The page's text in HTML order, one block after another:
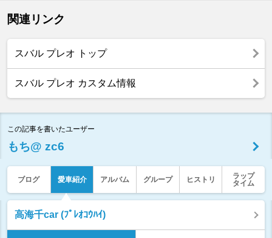
関連リンク
スバル プレオ トップ
スバル プレオ カスタム情報
この記事を書いたユーザー
もち@ zc6
ブログ 愛車紹介 アルバム グループ ヒストリ
ラップ
タイム
高海千car (ﾌﾟﾚｵｺｳﾊｲ)